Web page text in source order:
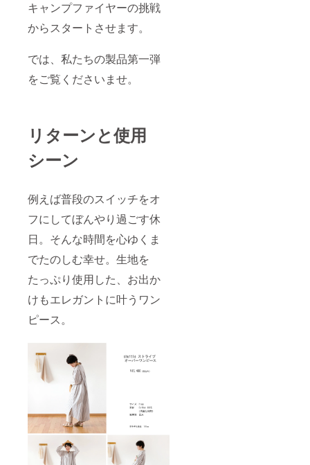
キャンプファイヤーの挑戦
からスタートさせます。
では、私たちの製品第一弾
をご覧くださいませ。
リターンと使用
シーン
例えば普段のスイッチをオ
フにしてぼんやり過ごす休
日。そんな時間を心ゆくま
でたのしむ幸せ。生地を
たっぷり使用した、お出か
けもエレガントに叶うワン
ピース。